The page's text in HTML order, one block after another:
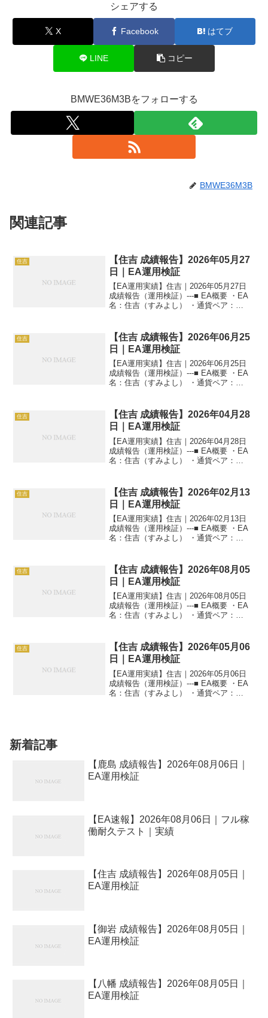
シェアする
X Facebook はてブ
LINE コピー
BMWE36M3Bをフォローする
BMWE36M3B
関連記事
住吉
【住吉 成績報告】2026年05月27
日｜EA運用検証
【EA運用実績】住吉｜2026年05月27日
成績報告（運用検証）---■ EA概要 ・EA
名：住吉（すみよし） ・通貨ペア：
稼働 ---■ 本日の運用成...
住吉
【住吉 成績報告】2026年06月25
日｜EA運用検証
【EA運用実績】住吉｜2026年06月25日
成績報告（運用検証）---■ EA概要 ・EA
名：住吉（すみよし） ・通貨ペア：
稼働 ---■ 本日の運用成...
住吉
【住吉 成績報告】2026年04月28
日｜EA運用検証
【EA運用実績】住吉｜2026年04月28日
成績報告（運用検証）---■ EA概要 ・EA
名：住吉（すみよし） ・通貨ペア：
稼働 ---■ 本日の運用成...
住吉
【住吉 成績報告】2026年02月13
日｜EA運用検証
【EA運用実績】住吉｜2026年02月13日
成績報告（運用検証）---■ EA概要 ・EA
名：住吉（すみよし） ・通貨ペア：
稼働 ---■ 本日の運用成...
住吉
【住吉 成績報告】2026年08月05
日｜EA運用検証
【EA運用実績】住吉｜2026年08月05日
成績報告（運用検証）---■ EA概要 ・EA
名：住吉（すみよし） ・通貨ペア：
稼働 ---■ 本日の運用成...
住吉
【住吉 成績報告】2026年05月06
日｜EA運用検証
【EA運用実績】住吉｜2026年05月06日
成績報告（運用検証）---■ EA概要 ・EA
名：住吉（すみよし） ・通貨ペア：
新着記事
【鹿島 成績報告】2026年08月06日｜
EA運用検証
【EA速報】2026年08月06日｜フル稼
働耐久テスト｜実績
【住吉 成績報告】2026年08月05日｜
EA運用検証
【御岩 成績報告】2026年08月05日｜
EA運用検証
【八幡 成績報告】2026年08月05日｜
EA運用検証